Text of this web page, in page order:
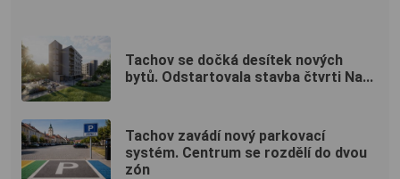
Tachov se dočká desítek nových
bytů. Odstartovala stavba čtvrti Na...
Tachov zavádí nový parkovací
systém. Centrum se rozdělí do dvou
zón